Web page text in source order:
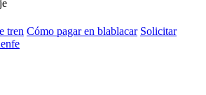
tren Cómo pagar en blablacar Solicitar